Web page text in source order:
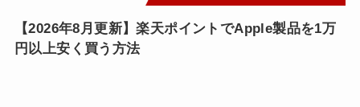
【2026年8月更新】楽天ポイントでApple製品を1万
円以上安く買う方法